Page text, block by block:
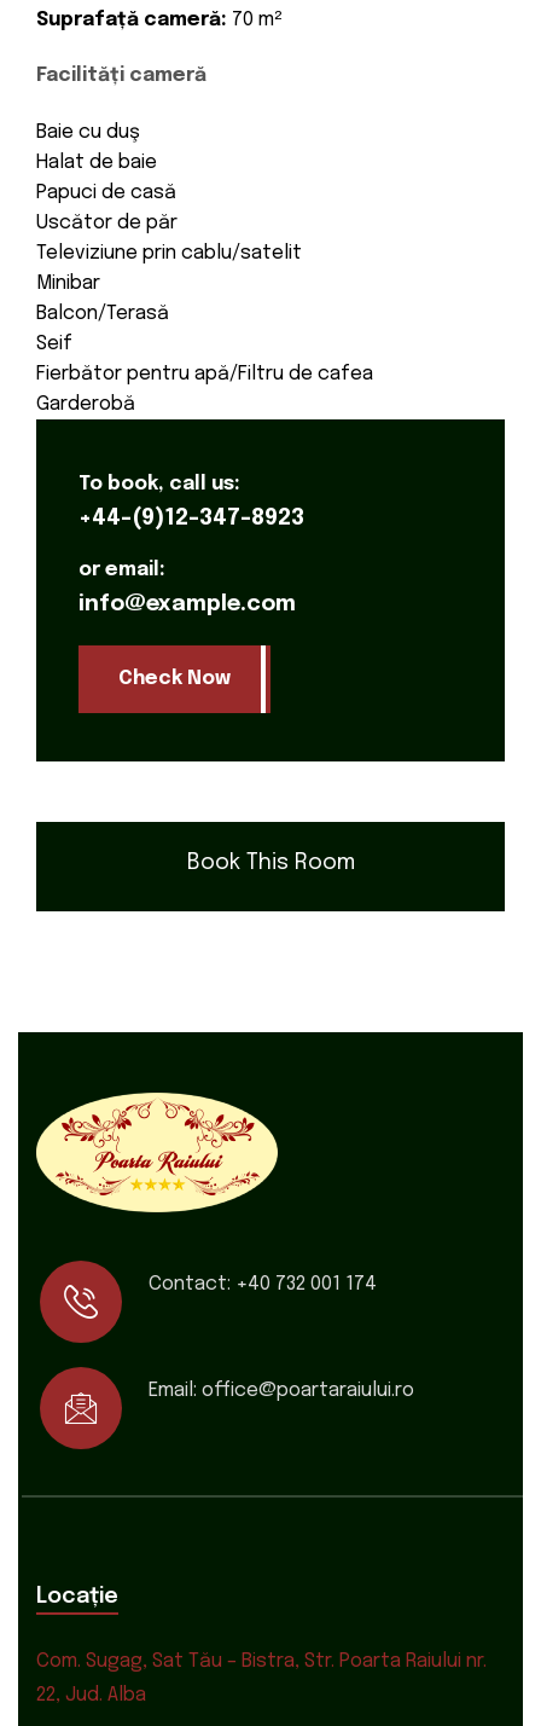
Suprafață cameră: 70 m²
Facilități cameră
Baie cu duş
Halat de baie
Papuci de casă
Uscător de păr
Televiziune prin cablu/satelit
Minibar
Balcon/Terasă
Seif
Fierbător pentru apă/Filtru de cafea
Garderobă
To book, call us:
+44-(9)12-347-8923
or email:
info@example.com
Check Now
Book This Room
Contact: +40 732 001 174
Email: office@poartaraiului.ro
Locație
Com. Sugag, Sat Tău – Bistra, Str. Poarta Raiului nr.
22, Jud. Alba